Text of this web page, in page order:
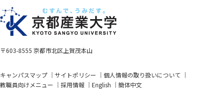
〒603-8555 京都市北区上賀茂本山
キャンパスマップ サイトポリシー
個人情報の取り扱いについて
教職員向けメニュー
採用情報 English 簡体中文